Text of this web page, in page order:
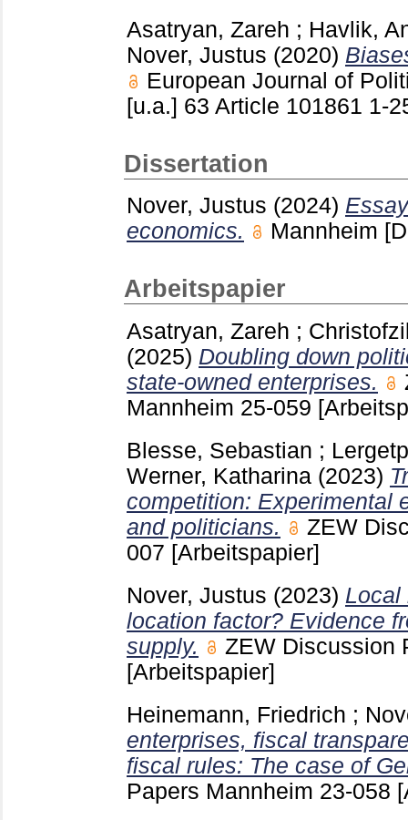
Asatryan, Zareh ; Havlik,
Nover, Justus (2020)
European Journal of
[u.a.] 63 Article 101861 1-
Dissertation
Nover, Justus (2024)
economics.
Mannheim
Arbeitspapier
Asatryan, Zareh ;
(2025) Doubling down
state-owned enterprises.
Mannheim 25-059
Blesse, Sebastian ;
Werner, Katharina (2023)
competition: Experimental
and politicians.
ZEW
007 [Arbeitspapier]
Nover, Justus (2023) Local
location factor? Evidence
supply.
ZEW Discussion
[Arbeitspapier]
Heinemann, Friedrich ;
enterprises, fiscal
fiscal rules: The case of
Papers Mannheim 23-058